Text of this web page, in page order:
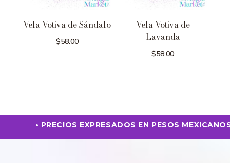
Vela Votiva de Sándalo
$58.00
Vela Votiva de
Lavanda
$58.00
• PRECIOS EXPRESADOS EN PESOS